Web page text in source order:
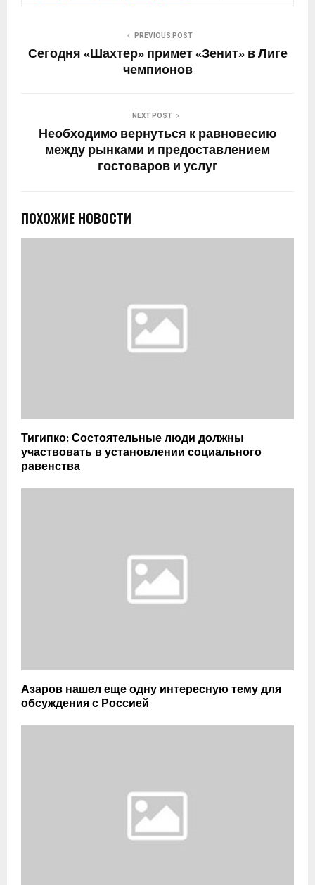
PREVIOUS POST
Сегодня «Шахтер» примет «Зенит» в Лиге
чемпионов
NEXT POST
Необходимо вернуться к равновесию
между рынками и предоставлением
гостоваров и услуг
ПОХОЖИЕ НОВОСТИ
Тигипко: Состоятельные люди должны
участвовать в установлении социального
равенства
Азаров нашел еще одну интересную тему для
обсуждения с Россией